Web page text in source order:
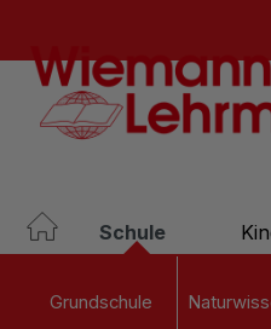
Schule
Grundschule